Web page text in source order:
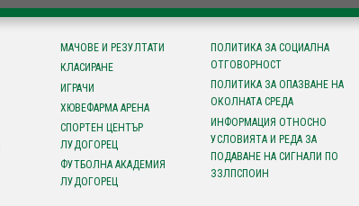
МАЧОВЕ И РЕЗУЛТАТИ
КЛАСИРАНЕ
ИГРАЧИ
ХЮВЕФАРМА АРЕНА
СПОРТЕН ЦЕНТЪР
ЛУДОГОРЕЦ
ФУТБОЛНА АКАДЕМИЯ
ЛУДОГОРЕЦ
ПОЛИТИКА ЗА СОЦИАЛНА
ОТГОВОРНОСТ
ПОЛИТИКА ЗА ОПАЗВАНЕ НА
ОКОЛНАТА СРЕДА
ИНФОРМАЦИЯ ОТНОСНО
УСЛОВИЯТА И РЕДА ЗА
ПОДАВАНЕ НА СИГНАЛИ ПО
ЗЗЛПСПОИН